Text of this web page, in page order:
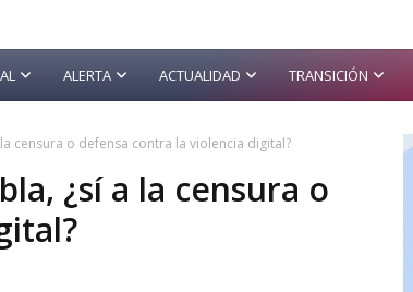
ALERTA ACTUALIDAD TRANSICIÓN
censura o defensa contra la violencia digital?
¿sí a la censura o